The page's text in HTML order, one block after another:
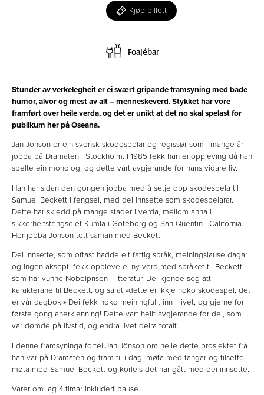
Stunder av verkelegheit er ei svært gripande framsyning med både
humor, alvor og mest av alt – menneskeverd. Stykket har vore
framført over heile verda, og det er unikt at det no skal spelast for
publikum her på Oseana.
Jan Jönson er ein svensk skodespelar og regissør som i mange år
jobba på Dramaten i Stockholm. I 1985 fekk han ei oppleving då han
spelte ein monolog, og dette vart avgjerande for hans vidare liv.
Han har sidan den gongen jobba med å setje opp skodespela til
Samuel Beckett i fengsel, med dei innsette som skodespelarar.
Dette har skjedd på mange stader i verda, mellom anna i
sikkerheitsfengselet Kumla i Göteborg og San Quentin i California.
Her jobba Jönson tett saman med Beckett.
Dei innsette, som oftast hadde eit fattig språk, meiningslause dagar
og ingen aksept, fekk oppleve ei ny verd med språket til Beckett,
som har vunne Nobelprisen i litteratur. Dei kjende seg att i
karakterane til Beckett, og sa at «dette er ikkje noko skodespel, det
er vår dagbok.» Dei fekk noko meiningfullt inn i livet, og gjerne for
første gong anerkjenning! Dette vart heilt avgjerande for dei, som
var dømde på livstid, og endra livet deira totalt.
I denne framsyninga fortel Jan Jönson om heile dette prosjektet frå
han var på Dramaten og fram til i dag, møta med fangar og tilsette,
møta med Samuel Beckett og korleis det har gått med dei innsette.
Varer om lag 4 timar inkludert pause.
Kjøp billett
Foajébar